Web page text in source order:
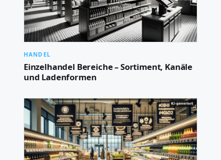
HANDEL
Einzelhandel Bereiche – Sortiment, Kanäle
und Ladenformen